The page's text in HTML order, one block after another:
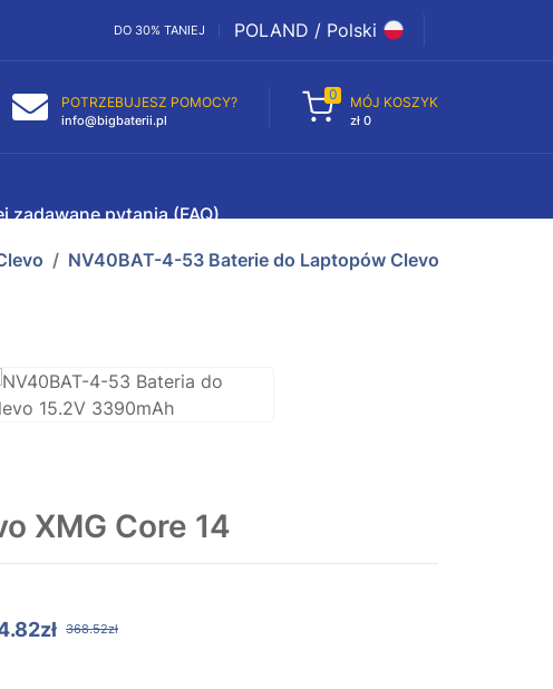
DO 30% TANIEJ POLAND / Polski
POTRZEBUJESZ POMOCY?
info@bigbaterii.pl
0 MÓJ KOSZYK
zł 0
zadawane pytania (FAQ)
NV40BAT-4-53 Baterie do Laptopów Clevo
XMG Core 14
368.52zł